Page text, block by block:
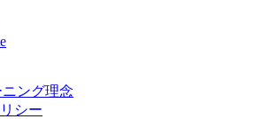
ング理念
シー